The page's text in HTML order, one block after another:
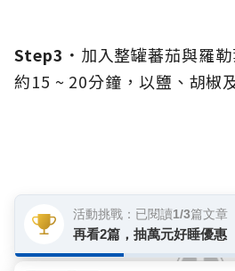
Step3． 加入整罐蕃茄與羅
約15 ~ 20分鐘，以鹽、胡椒
活動挑戰：已閱讀1/3篇文章
再看2篇，抽萬元好睡優惠